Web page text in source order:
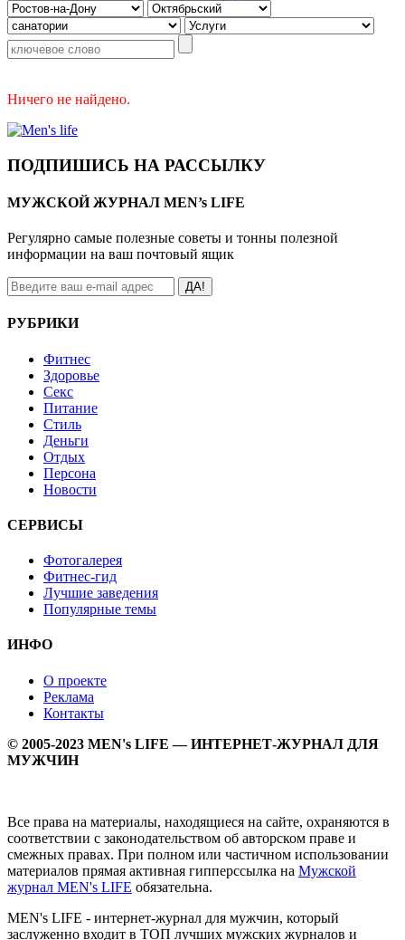
Ничего не найдено.
ПОДПИШИСЬ НА РАССЫЛКУ
МУЖСКОЙ ЖУРНАЛ MEN’s LIFE
Регулярно самые полезные советы и тонны полезной
информации на ваш почтовый ящик
ДА!
РУБРИКИ
Фитнес
Здоровье
Секс
Питание
Стиль
Деньги
Отдых
Персона
Новости
СЕРВИСЫ
Фотогалерея
Фитнес-гид
Лучшие заведения
Популярные темы
ИНФО
О проекте
Реклама
Контакты
© 2005-2023 MEN's LIFE — ИНТЕРНЕТ-ЖУРНАЛ ДЛЯ
МУЖЧИН
Все права на материалы, находящиеся на сайте, охраняются в
соответствии с законодательством об авторском праве и
смежных правах. При полном или частичном использовании
материалов прямая активная гипперссылка на Мужской
журнал MEN's LIFE обязательна.
MEN's LIFE - интернет-журнал для мужчин, который
заслуженно входит в ТОП лучших мужских журналов и